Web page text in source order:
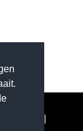
dekking|